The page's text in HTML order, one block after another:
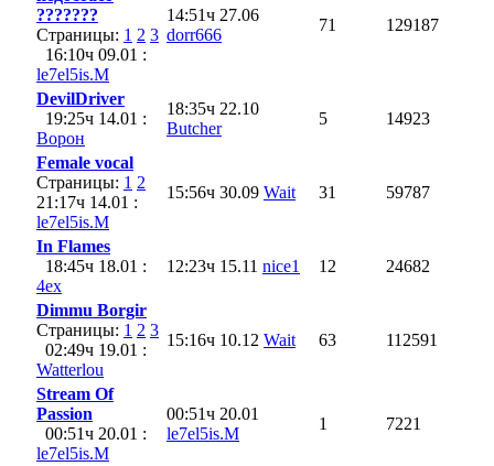
???????
Страницы: 1 2 3
16:10ч 09.01 :
le7el5is.M
14:51ч 27.06
dorr666
71 129187
DevilDriver
19:25ч 14.01 :
Ворон
18:35ч 22.10
Butcher
5 14923
Female vocal
Страницы: 1 2
21:17ч 14.01 :
le7el5is.M
15:56ч 30.09 Wait 31 59787
In Flames
18:45ч 18.01 :
4ex
12:23ч 15.11 nice1 12 24682
Dimmu Borgir
Страницы: 1 2 3
02:49ч 19.01 :
Watterlou
15:16ч 10.12 Wait 63 112591
Stream Of
Passion
00:51ч 20.01 :
le7el5is.M
00:51ч 20.01
le7el5is.M
1 7221